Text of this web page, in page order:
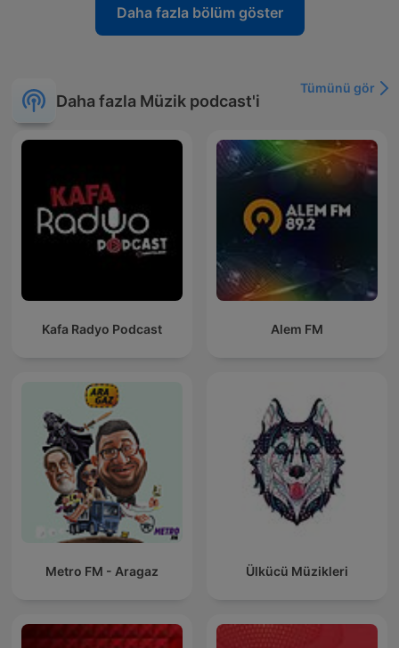
Daha fazla bölüm göster
Daha fazla Müzik podcast'i
Tümünü gör
Kafa Radyo Podcast Alem FM
Metro FM - Aragaz Ülkücü Müzikleri